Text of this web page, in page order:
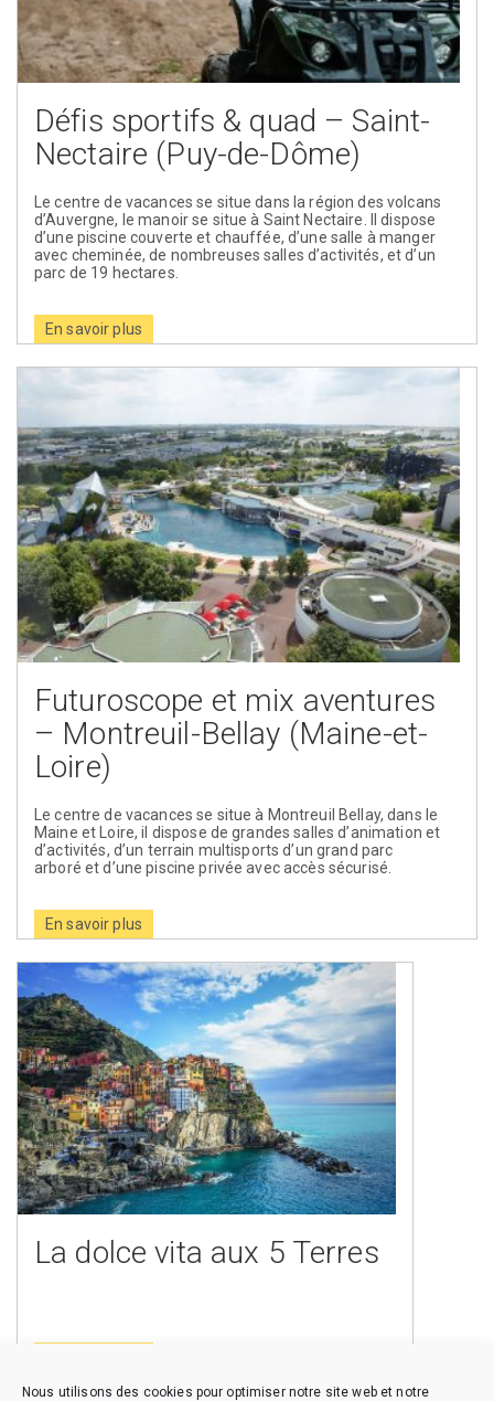
Nous utilisons des cookies pour optimiser notre site web et notre
Défis sportifs & quad – Saint-
Nectaire (Puy-de-Dôme)
Le centre de vacances se situe dans la région des volcans
d’Auvergne, le manoir se situe à Saint Nectaire. Il dispose
d’une piscine couverte et chauffée, d’une salle à manger
avec cheminée, de nombreuses salles d’activités, et d’un
parc de 19 hectares.
En savoir plus
Futuroscope et mix aventures
– Montreuil-Bellay (Maine-et-
Loire)
Le centre de vacances se situe à Montreuil Bellay, dans le
Maine et Loire, il dispose de grandes salles d’animation et
d’activités, d’un terrain multisports d’un grand parc
arboré et d’une piscine privée avec accès sécurisé.
En savoir plus
La dolce vita aux 5 Terres